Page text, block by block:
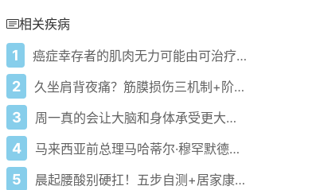
相关疾病
1 癌症幸存者的肌肉无力可能由可治疗的血管弱化引起——新研究
2 久坐肩背夜痛？筋膜损伤三机制+阶梯缓解方案
3 周一真的会让大脑和身体承受更大压力
4 马来西亚前总理马哈蒂尔·穆罕默德博士分享其百岁长寿秘诀的六大习惯
5 晨起腰酸别硬扛！五步自测+居家康复黄金法